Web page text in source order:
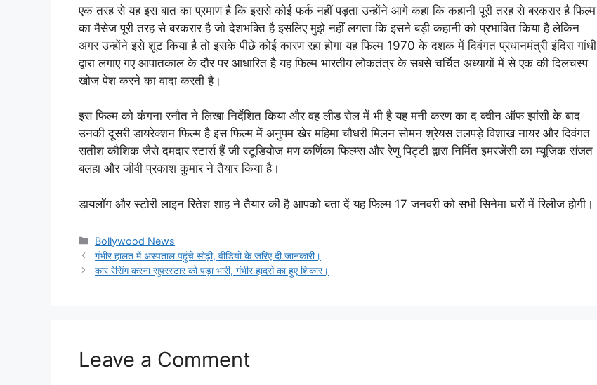
एक तरह से यह इस बात का प्रमाण है कि इससे कोई फर्क नहीं पड़ता उन्होंने आगे कहा कि कहानी पूरी तरह से बरकरार है फिल्म
का मैसेज पूरी तरह से बरकरार है जो देशभक्ति है इसलिए मुझे नहीं लगता कि इसने बड़ी कहानी को प्रभावित किया है लेकिन
अगर उन्होंने इसे शूट किया है तो इसके पीछे कोई कारण रहा होगा यह फिल्म 1970 के दशक में दिवंगत प्रधानमंत्री इंदिरा गांधी
द्वारा लगाए गए आपातकाल के दौर पर आधारित है यह फिल्म भारतीय लोकतंत्र के सबसे चर्चित अध्यायों में से एक की दिलचस्प
खोज पेश करने का वादा करती है।
इस फिल्म को कंगना रनौत ने लिखा निर्देशित किया और वह लीड रोल में भी है यह मनी करण का द क्वीन ऑफ झांसी के बाद
उनकी दूसरी डायरेक्शन फिल्म है इस फिल्म में अनुपम खेर महिमा चौधरी मिलन सोमन श्रेयस तलपड़े विशाख नायर और दिवंगत
सतीश कौशिक जैसे दमदार स्टार्स हैं जी स्टूडियोज मण कर्णिका फिल्म्स और रेणु पिट्टी द्वारा निर्मित इमरजेंसी का म्यूजिक संजत
बलहा और जीवी प्रकाश कुमार ने तैयार किया है।
डायलॉग और स्टोरी लाइन रितेश शाह ने तैयार की है आपको बता दें यह फिल्म 17 जनवरी को सभी सिनेमा घरों में रिलीज होगी।
Categories
Bollywood News
गंभीर हालत में अस्पताल पहुंचे सोढ़ी, वीडियो के जरिए दी जानकारी।
कार रेसिंग करना सुपरस्टार को पड़ा भारी, गंभीर हादसे का हुए शिकार।
Leave a Comment